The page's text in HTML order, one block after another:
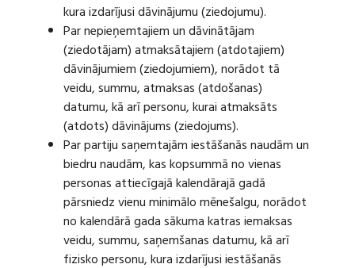
kura izdarījusi dāvinājumu (ziedojumu).
Par nepieņemtajiem un dāvinātājam
(ziedotājam) atmaksātajiem (atdotajiem)
dāvinājumiem (ziedojumiem), norādot tā
veidu, summu, atmaksas (atdošanas)
datumu, kā arī personu, kurai atmaksāts
(atdots) dāvinājums (ziedojums).
Par partiju saņemtajām iestāšanās naudām un
biedru naudām, kas kopsummā no vienas
personas attiecīgajā kalendārajā gadā
pārsniedz vienu minimālo mēnešalgu, norādot
no kalendārā gada sākuma katras iemaksas
veidu, summu, saņemšanas datumu, kā arī
fizisko personu, kura izdarījusi iestāšanās